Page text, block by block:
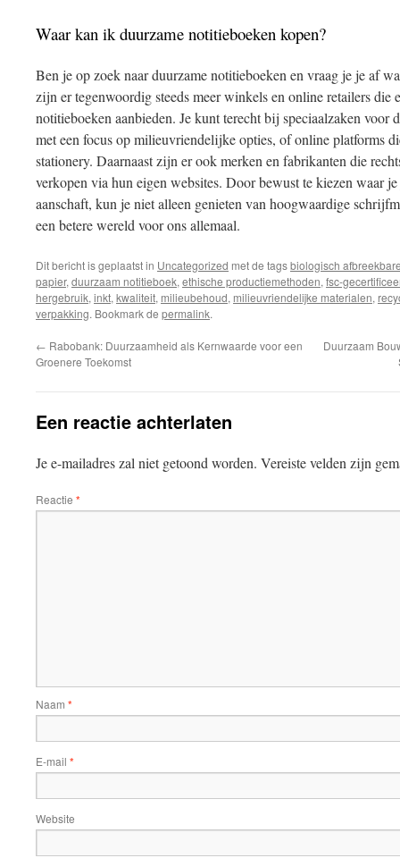
Waar kan ik duurzame notitieboeken kopen?
Ben je op zoek naar duurzame notitieboeken en vraag je je af
zijn er tegenwoordig steeds meer winkels en online retailers die
notitieboeken aanbieden. Je kunt terecht bij speciaalzaken voor
met een focus op milieuvriendelijke opties, of online platforms
stationery. Daarnaast zijn er ook merken en fabrikanten die
verkopen via hun eigen websites. Door bewust te kiezen waar
aanschaft, kun je niet alleen genieten van hoogwaardige
een betere wereld voor ons allemaal.
Dit bericht is geplaatst in Uncategorized met de tagsbiologisch
papier, duurzaam notitieboek, ethische productiemethoden, fsc-
hergebruik, inkt, kwaliteit, milieubehoud, milieuvriendelijke materialen,
verpakking. Bookmark de permalink.
← Rabobank: Duurzaamheid als Kernwaarde voor een
Groenere Toekomst
Duurzaam
Een reactie achterlaten
Je e-mailadres zal niet getoond worden. Vereiste velden zijn
Reactie *
Naam *
E-mail *
Website